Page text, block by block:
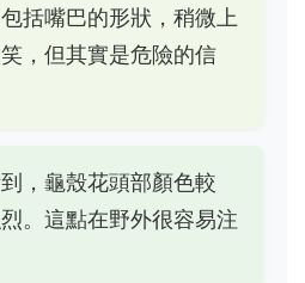
括嘴巴的形狀，稍微上
，但其實是危險的信
，龜殼花頭部顏色較
。這點在野外很容易注